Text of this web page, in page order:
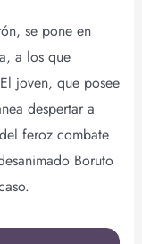
se pone en
a los que
joven, que posee
despertar a
feroz combate
Boruto